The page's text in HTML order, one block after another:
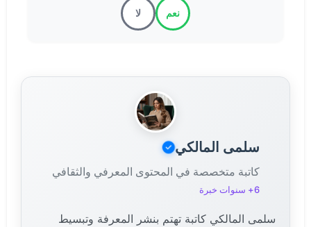
نعم لا
سلمى المالكي
كاتبة متخصصة في المحتوى المعرفي والثقافي
6+ سنوات خبرة
سلمى المالكي كاتبة تهتم بنشر المعرفة وتبسيط